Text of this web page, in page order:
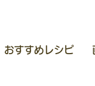
おすすめレシピ